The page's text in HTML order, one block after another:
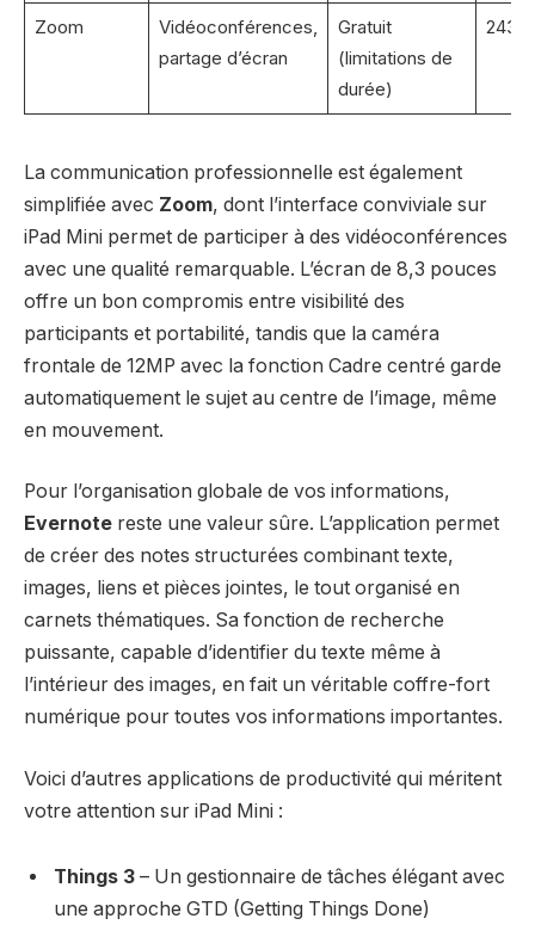
Zoom
Vidéoconférences,
partage d’écran
Gratuit
(limitations de
durée)
243
La communication professionnelle est également
simplifiée avec Zoom, dont l’interface conviviale sur
iPad Mini permet de participer à des vidéoconférences
avec une qualité remarquable. L’écran de 8,3 pouces
offre un bon compromis entre visibilité des
participants et portabilité, tandis que la caméra
frontale de 12MP avec la fonction Cadre centré garde
automatiquement le sujet au centre de l’image, même
en mouvement.
Pour l’organisation globale de vos informations,
Evernote reste une valeur sûre. L’application permet
de créer des notes structurées combinant texte,
images, liens et pièces jointes, le tout organisé en
carnets thématiques. Sa fonction de recherche
puissante, capable d’identifier du texte même à
l’intérieur des images, en fait un véritable coffre-fort
numérique pour toutes vos informations importantes.
Voici d’autres applications de productivité qui méritent
votre attention sur iPad Mini :
Things 3 – Un gestionnaire de tâches élégant avec
une approche GTD (Getting Things Done)